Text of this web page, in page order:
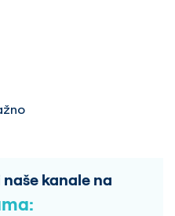
kanale na